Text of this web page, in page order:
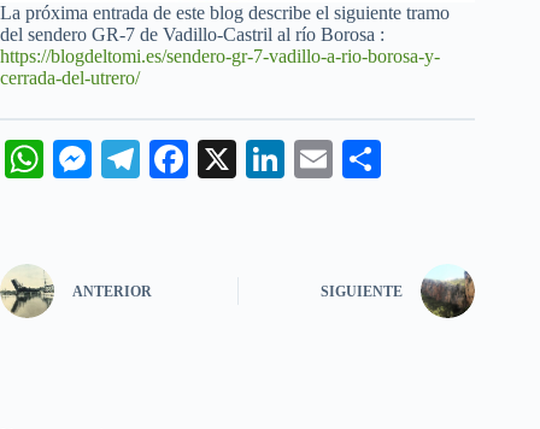
La próxima entrada de este blog describe el siguiente tramo
del sendero GR-7 de Vadillo-Castril al río Borosa :
https://blogdeltomi.es/sendero-gr-7-vadillo-a-rio-borosa-y-
cerrada-del-utrero/
W
A
pp
M
ng
Te
a
Fa
X
Li
E
pa
ANTERIOR SIGUIENTE